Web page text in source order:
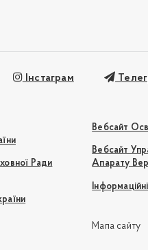
Інстаграм
Ради
Вебсайт
Вебсайт
Апарату
Мапа сайту